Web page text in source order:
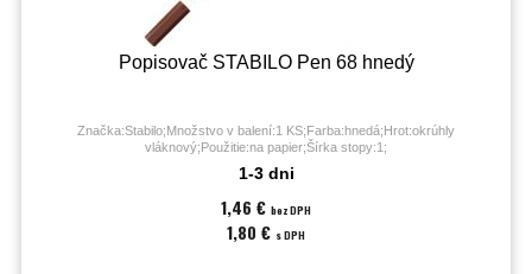
Popisovač STABILO Pen 68 hnedý
Značka:Stabilo;Množstvo v balení:1 KS;Farba:hnedá;Hrot:okrúhly
vláknový;Použitie:na papier;Šírka stopy:1;
1-3 dni
1,46 € bez DPH
1,80 € s DPH